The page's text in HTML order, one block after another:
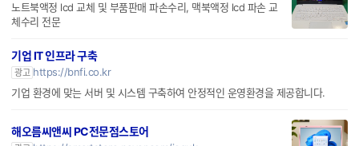
노트북액정 lcd 교체 및 부품판매 파손수리, 맥북액정 lcd 파손 교
체수리 전문
기업 IT 인프라 구축
광고 https://bnfi.co.kr
기업 환경에 맞는 서버 및 시스템 구축하여 안정적인 운영환경을 제공합니다.
해오름씨앤씨 PC전문점스토어